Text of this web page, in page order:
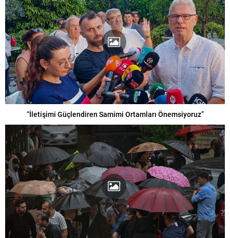
“İletişimi Güçlendiren Samimi Ortamları Önemsiyoruz”